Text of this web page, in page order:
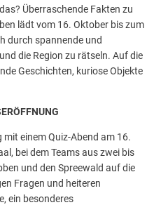
Überraschende Fakten zu
lädt vom 16. Oktober bis zum
durch spannende und
die Region zu rätseln. Auf die
Geschichten, kuriose Objekte
einem Quiz-Abend am 16.
bei dem Teams aus zwei bis
und den Spreewald auf die
Fragen und heiteren
ein besonderes